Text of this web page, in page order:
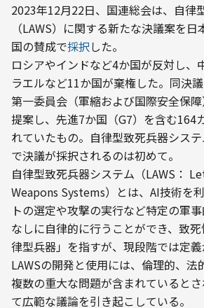
2023年12月22日、国連総会は、自律
（LAWS）に関する新たな決議案を
国の賛成で採択した。
ロシアやインドなど4か国が反対し、
ラエルなど11か国が棄権した。同決
第一委員会（軍縮および国際安全保
提案し、先進7か国（G7）を含む164
れていたもの。自律型致死兵器シス
で決議が採択されるのは初めて。
自律型致死兵器システム（LAWS：
Weapons Systems）とは、AI技術を
トの選定や攻撃の実行など特定の軍
なしに自律的に行うことができ、致
律型兵器」を指すが、現段階では定義
LAWSの開発と使用には、倫理的、法
複数の重大な問題が含まれていると
て広範な議論を引き起こしている。